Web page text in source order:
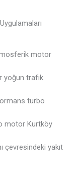
motor
yoğun trafik
turbo
motor Kurtköy
çevresindeki yakıt